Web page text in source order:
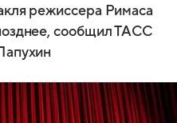
режиссера Римаса
сообщил ТАСС